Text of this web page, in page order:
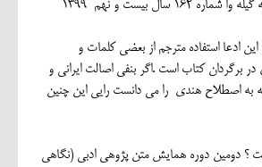
سال بیست و نهم 1399
ادعا استفاده مترجم از بعضی کلمات و
برگردان کتاب است .اگر بنفی اصالت ایرانی و
به اصطلاح هندی را می دانست رایی این چنین
دومين دوره همايش متن پژوهي ادبي (نگاهي